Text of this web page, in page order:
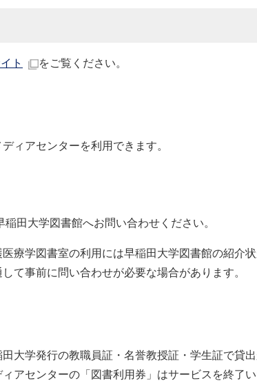
ト をご覧ください。
ィアセンターを利用できます。
大学図書館へお問い合わせください。
療学図書室の利用には早稲田大学図書館の紹介状
て事前に問い合わせが必要な場合があります。
大学発行の教職員証・名誉教授証・学生証で貸
アセンターの「図書利用券」はサービスを終了い